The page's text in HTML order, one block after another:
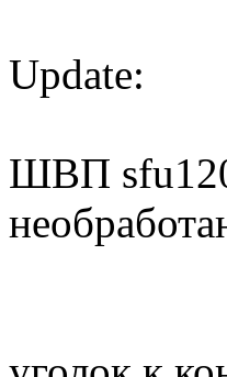
Update:
ШВП